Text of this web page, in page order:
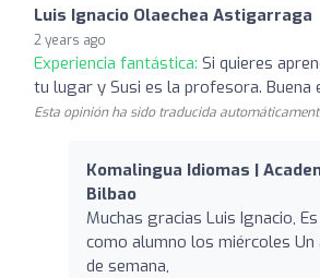
Luis Ignacio Olaechea Astigarraga
2 years ago
Experiencia fantástica: Si quieres
tu lugar y Susi es la profesora. Buena
Esta opinión ha sido traducida
Komalingua Idiomas |
Bilbao
Muchas gracias Luis Ignacio,
como alumno los miércoles
de semana,